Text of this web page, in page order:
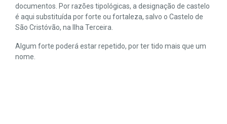
documentos. Por razões tipológicas, a designação de castelo
é aqui substituída por forte ou fortaleza, salvo o Castelo de
São Cristóvão, na Ilha Terceira.
Algum forte poderá estar repetido, por ter tido mais que um
nome.